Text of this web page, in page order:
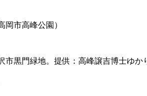
岡市高峰公園）
市黒門緑地。提供：高峰譲吉博士ゆか